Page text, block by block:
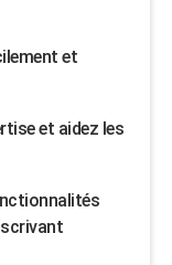
et
et aidez les